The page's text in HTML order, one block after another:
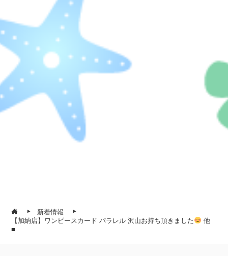
新着情報
【加納店】ワンピースカード パラレル 沢山お持ち頂きました
他
■